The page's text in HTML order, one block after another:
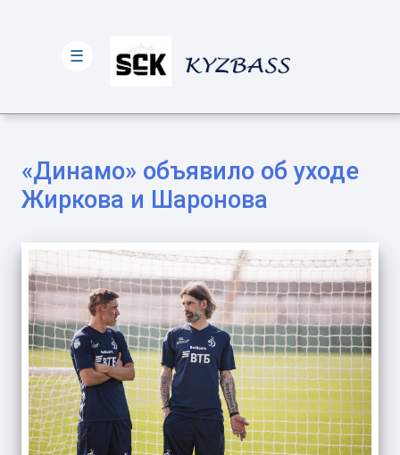
«Динамо» объявило об уходе
Жиркова и Шаронова
☰